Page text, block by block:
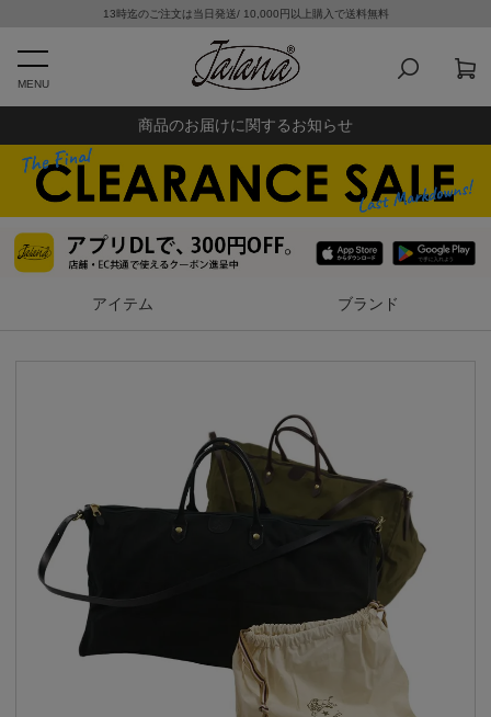
13時迄のご注文は当日発送/ 10,000円以上購入で送料無料
MENU
商品のお届けに関するお知らせ
アイテム ブランド